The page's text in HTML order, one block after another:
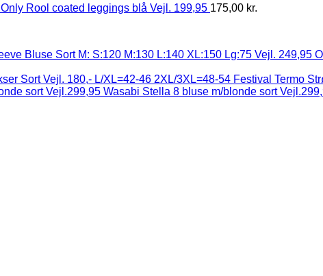
Only Rool coated leggings blå Vejl. 199,95 175,00 kr.
Festival Termo
Wasabi Stella 8 bluse m/blonde sort